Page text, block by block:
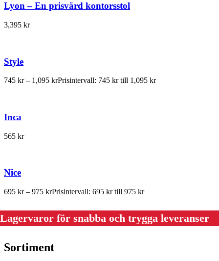
Lyon – En prisvärd kontorsstol
3,395 kr
Style
745 kr – 1,095 krPrisintervall: 745 kr till 1,095 kr
Inca
565 kr
Nice
695 kr – 975 krPrisintervall: 695 kr till 975 kr
Lagervaror för snabba och trygga leveranser
Sortiment